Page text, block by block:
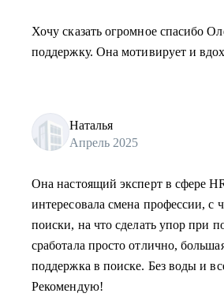
Хочу сказать огромное спасибо
поддержку. Она мотивирует и
Наталья
Апрель 2025
Она настоящий эксперт в сфере
интересовала смена профессии, с
поиски, на что сделать упор при
сработала просто отлично,
поддержка в поиске. Без воды и
Рекомендую!